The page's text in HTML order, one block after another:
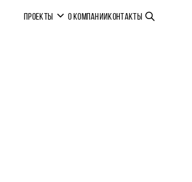
ПРОЕКТЫ О КОМПАНИИКОНТАКТЫ